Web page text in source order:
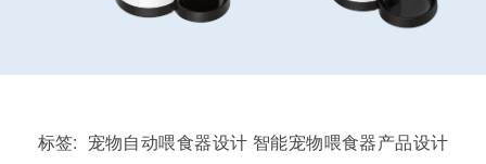
标签: 宠物自动喂食器设计 智能宠物喂食器产品设计